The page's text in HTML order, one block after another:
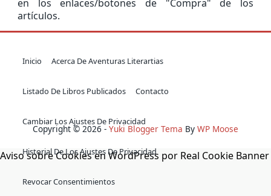
en los enlaces/botones de "Compra" de los
artículos.
Inicio Acerca De Aventuras Literartias
Listado De Libros Publicados Contacto
Cambiar Los Ajustes De Privacidad
Historial De Los Ajustes De Privacidad
Revocar Consentimientos
Copyright © 2026 - Yuki Blogger Tema By WP Moose
Aviso sobre Cookies en WordPress por Real Cookie Banner